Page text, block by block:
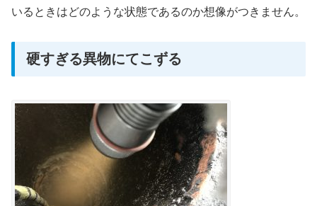
いるときはどのような状態であるのか想像がつきません。
硬すぎる異物にてこずる